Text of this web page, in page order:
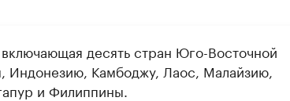
десять стран Юго-Восточной
Индонезию, Камбоджу, Лаос, Малайзию,
и Филиппины.